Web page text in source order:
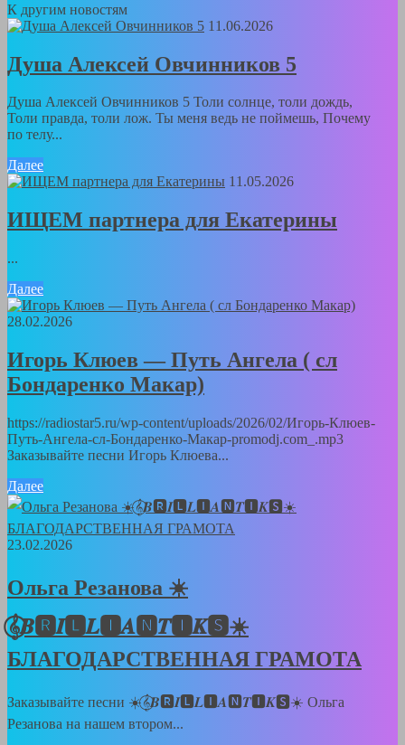
К другим новостям
11.06.2026
Душа Алексей Овчинников 5
Душа Алексей Овчинников 5 Толи солнце, толи дождь,
Толи правда, толи лож. Ты меня ведь не поймешь, Почему
по телу...
Далее
11.05.2026
ИЩЕМ партнера для Екатерины
...
Далее
28.02.2026
Игорь Клюев — Путь Ангела ( сл
Бондаренко Макар)
https://radiostar5.ru/wp-content/uploads/2026/02/Игорь-Клюев-
Путь-Ангела-сл-Бондаренко-Макар-promodj.com_.mp3
Заказывайте песни Игорь Клюева...
Далее
23.02.2026
Ольга Резанова ☀️
𝄞⃝𝑩🆁𝑰🅻𝑳🅸𝑨🅽𝑻🅸𝑲🆂☀️
БЛАГОДАРСТВЕННАЯ ГРАМОТА
Заказывайте песни ☀️𝄞⃝𝑩🆁𝑰🅻𝑳🅸𝑨🅽𝑻🅸𝑲🆂☀️ Ольга
Резанова на нашем втором...